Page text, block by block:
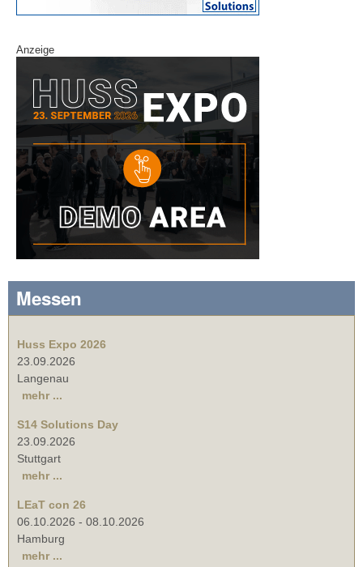
Anzeige
Messen
Huss Expo 2026
23.09.2026
Langenau
mehr ...
S14 Solutions Day
23.09.2026
Stuttgart
mehr ...
LEaT con 26
06.10.2026 - 08.10.2026
Hamburg
mehr ...